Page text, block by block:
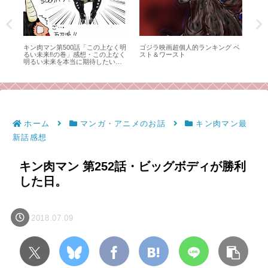
キン肉マン第500話「この上なく明
るい未来‼の巻」感想・この上なく
明るい未来を本当に期待したい、
ゴジラ映画超個人的ランキング ベ
スト＆ワースト
ホーム マンガ・アニメのお話
キン肉マン最
新話感想
キン肉マン 第252話・ビッグボディが勝利
した日。
2018.07.09